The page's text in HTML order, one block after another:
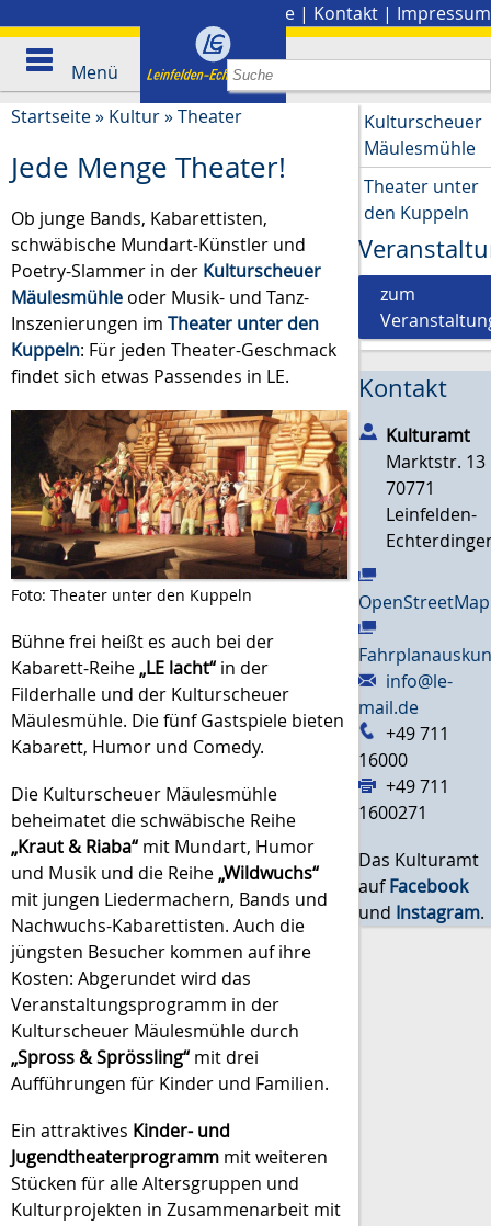
Presse | Kontakt | Impressum
Menü
Startseite» Kultur»Theater
Jede Menge Theater!
Ob junge Bands, Kabarettisten,
schwäbische Mundart-Künstler und
Poetry-Slammer in der Kulturscheuer
Mäulesmühle oder Musik- und Tanz-
Inszenierungen im Theater unter den
Kuppeln: Für jeden Theater-Geschmack
findet sich etwas Passendes in LE.
Foto: Theater unter den Kuppeln
Bühne frei heißt es auch bei der
Kabarett-Reihe„LE lacht“ in der
Filderhalle und der Kulturscheuer
Mäulesmühle. Die fünf Gastspiele bieten
Kabarett, Humor und Comedy.
Die Kulturscheuer Mäulesmühle
beheimatet die schwäbische Reihe
„Kraut & Riaba“ mit Mundart, Humor
und Musik und die Reihe„Wildwuchs“
mit jungen Liedermachern, Bands und
Nachwuchs-Kabarettisten. Auch die
jüngsten Besucher kommen auf ihre
Kosten: Abgerundet wird das
Veranstaltungsprogramm in der
Kulturscheuer Mäulesmühle durch
„Spross & Sprössling“ mit drei
Aufführungen für Kinder und Familien.
Ein attraktives Kinder- und
Jugendtheaterprogramm mit weiteren
Stücken für alle Altersgruppen und
Kulturprojekten in Zusammenarbeit mit
Kulturscheuer
Mäulesmühle
Theater unter
den Kuppeln
zum
Kontakt
Kulturamt
Marktstr. 13
70771
Leinfelden-
OpenStreetMap
info@le-
mail.de
+49 711
16000
+49 711
1600271
Das Kulturamt
aufFacebook
und Instagram.